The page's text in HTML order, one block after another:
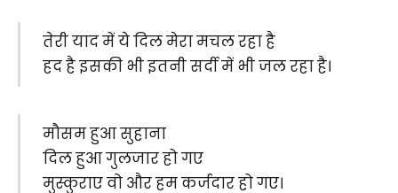
तेरी याद में ये दिल मेरा मचल रहा है
हद है इसकी भी इतनी सर्दी में भी जल रहा है।
मौसम हुआ सुहाना
दिल हुआ गुलजार हो गए
मुस्कुराए वो और हम कर्जदार हो गए।